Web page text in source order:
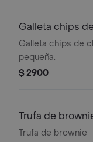
Galleta chips
Galleta chips de
pequeña.
$ 2900
Trufa de
Trufa de brownie